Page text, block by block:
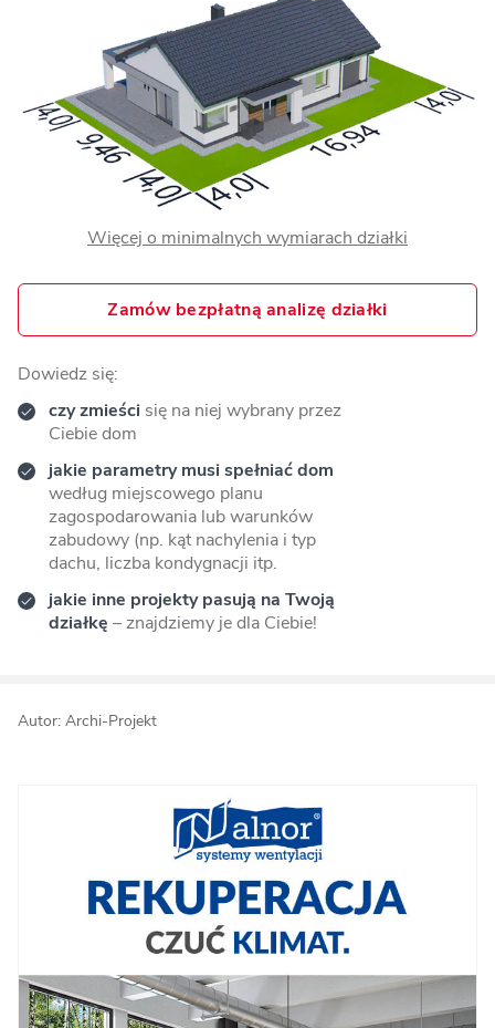
Więcej o minimalnych wymiarach działki
Zamów bezpłatną analizę działki
Dowiedz się:
czy zmieści się na niej wybrany przez
Ciebie dom
jakie parametry musi spełniać dom
według miejscowego planu
zagospodarowania lub warunków
zabudowy (np. kąt nachylenia i typ
dachu, liczba kondygnacji itp.
jakie inne projekty pasują na Twoją
działkę – znajdziemy je dla Ciebie!
Autor: Archi-Projekt